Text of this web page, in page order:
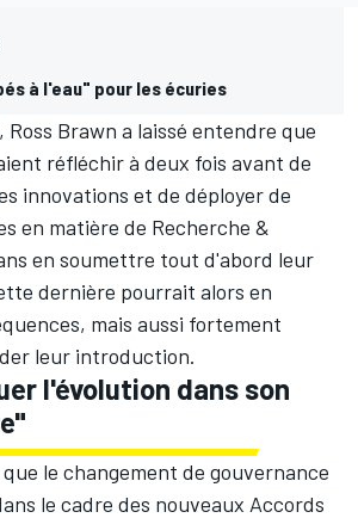
à l'eau" pour les écuries
Brawn a laissé entendre que
réfléchir à deux fois avant de
innovations et de déployer de
en matière de Recherche &
en soumettre tout d'abord leur
dernière pourrait alors en
mais aussi fortement
leur introduction.
l'évolution dans son
le changement de gouvernance
le cadre des nouveaux Accords